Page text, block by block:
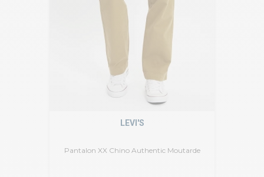
Pantalon XX Chino Authentic Moutarde
LEVI'S